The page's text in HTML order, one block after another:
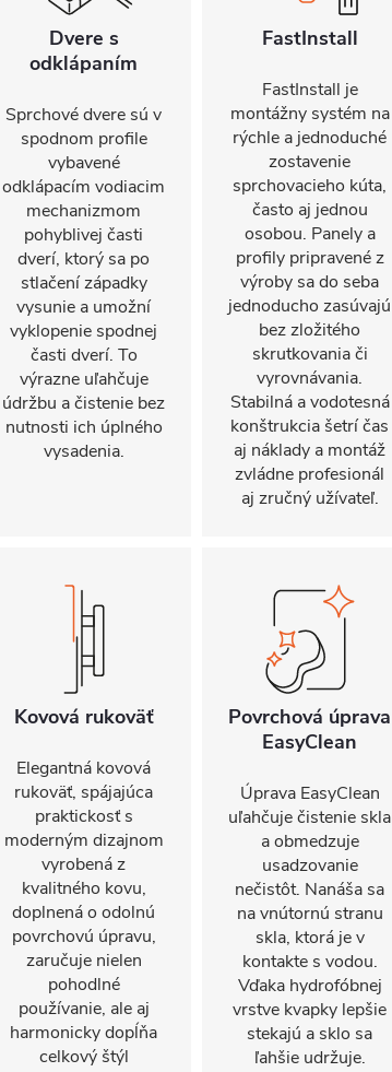
Dvere s
odklápaním
Sprchové dvere sú v
spodnom profile
vybavené
odklápacím vodiacim
mechanizmom
pohyblivej časti
dverí, ktorý sa po
stlačení západky
vysunie a umožní
vyklopenie spodnej
časti dverí. To
výrazne uľahčuje
údržbu a čistenie bez
nutnosti ich úplného
vysadenia.
FastInstall
FastInstall je
montážny systém na
rýchle a jednoduché
zostavenie
sprchovacieho kúta,
často aj jednou
osobou. Panely a
profily pripravené z
výroby sa do seba
jednoducho zasúvajú
bez zložitého
skrutkovania či
vyrovnávania.
Stabilná a vodotesná
konštrukcia šetrí čas
aj náklady a montáž
zvládne profesionál
aj zručný užívateľ.
Kovová rukoväť
Elegantná kovová
rukoväť, spájajúca
praktickosť s
moderným dizajnom
vyrobená z
kvalitného kovu,
doplnená o odolnú
povrchovú úpravu,
zaručuje nielen
pohodlné
používanie, ale aj
harmonicky dopĺňa
celkový štýl
Povrchová úprava
EasyClean
Úprava EasyClean
uľahčuje čistenie skla
a obmedzuje
usadzovanie
nečistôt. Nanáša sa
na vnútornú stranu
skla, ktorá je v
kontakte s vodou.
Vďaka hydrofóbnej
vrstve kvapky lepšie
stekajú a sklo sa
ľahšie udržuje.